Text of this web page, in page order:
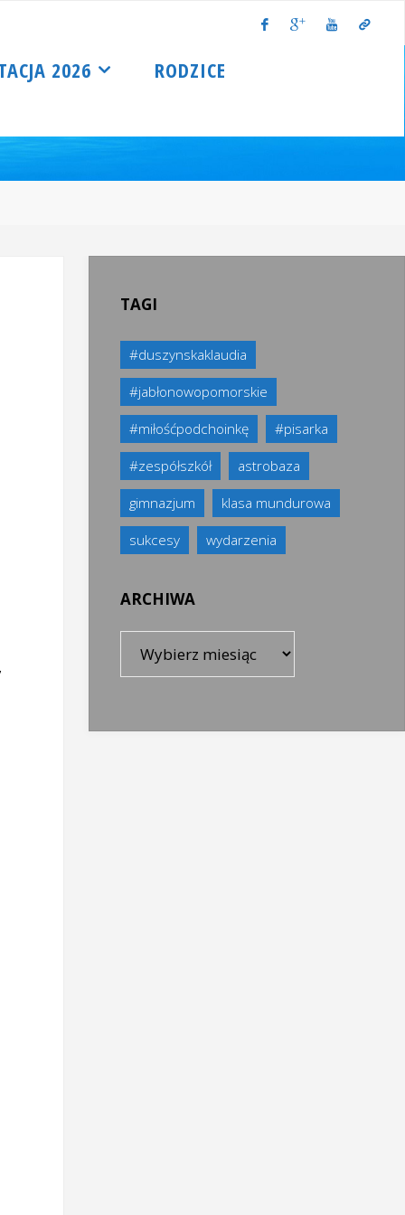
2026 RODZICE
TAGI
#duszynskaklaudia
#jabłonowopomorskie
#miłośćpodchoinkę #pisarka
#zespółszkół astrobaza
gimnazjum klasa mundurowa
sukcesy wydarzenia
ARCHIWA